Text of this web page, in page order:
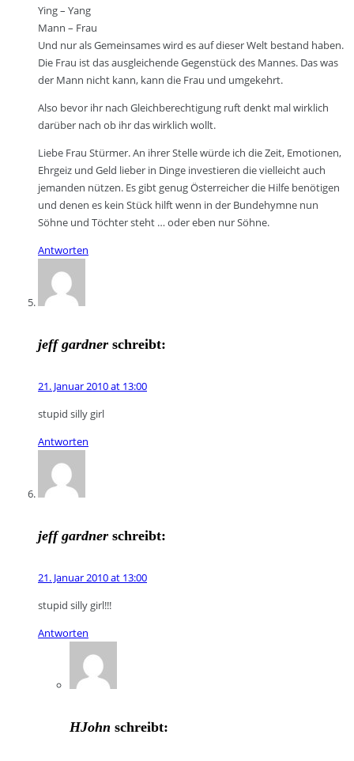
Ying – Yang
Mann – Frau
Und nur als Gemeinsames wird es auf dieser Welt bestand haben.
Die Frau ist das ausgleichende Gegenstück des Mannes. Das was
der Mann nicht kann, kann die Frau und umgekehrt.
Also bevor ihr nach Gleichberechtigung ruft denkt mal wirklich
darüber nach ob ihr das wirklich wollt.
Liebe Frau Stürmer. An ihrer Stelle würde ich die Zeit, Emotionen,
Ehrgeiz und Geld lieber in Dinge investieren die vielleicht auch
jemanden nützen. Es gibt genug Österreicher die Hilfe benötigen
und denen es kein Stück hilft wenn in der Bundehymne nun
Söhne und Töchter steht … oder eben nur Söhne.
Antworten
jeff gardner schreibt:
21. Januar 2010 at 13:00
stupid silly girl
Antworten
jeff gardner schreibt:
21. Januar 2010 at 13:00
stupid silly girl!!!
Antworten
HJohn schreibt: